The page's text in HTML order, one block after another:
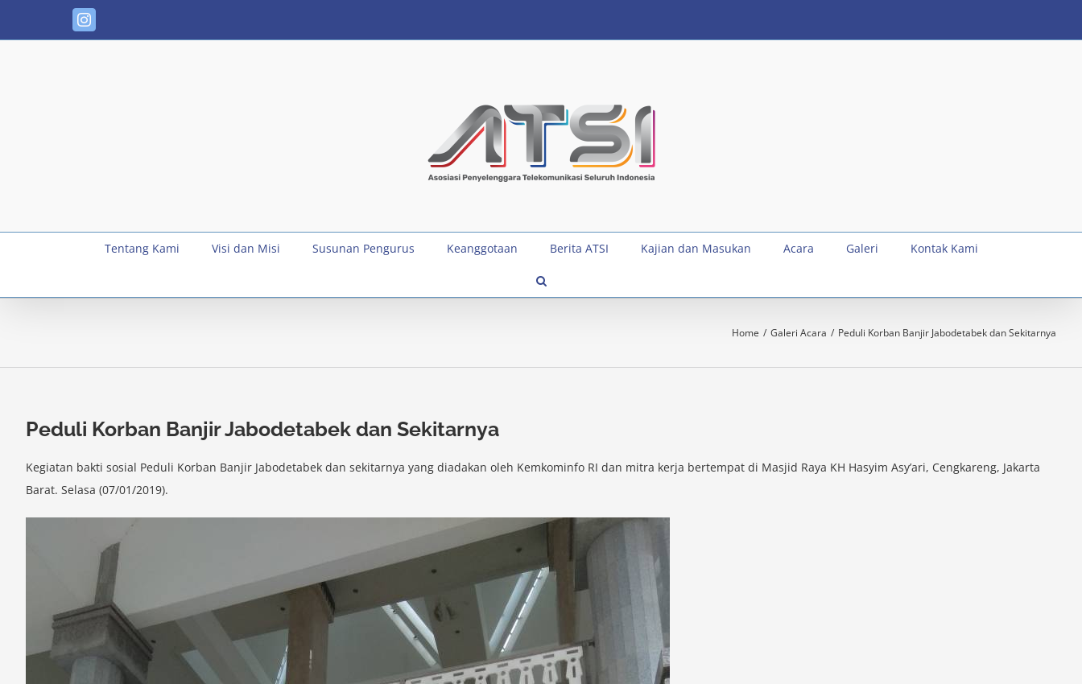
Instagram
Tentang Kami Visi dan Misi Susunan Pengurus Keanggotaan Berita ATSI Kajian dan Masukan Acara Galeri Kontak Kami
Home Galeri Acara Peduli Korban Banjir Jabodetabek dan Sekitarnya
Peduli Korban Banjir Jabodetabek dan Sekitarnya
Kegiatan bakti sosial Peduli Korban Banjir Jabodetabek dan sekitarnya yang diadakan oleh Kemkominfo RI dan mitra kerja bertempat di Masjid Raya KH Hasyim Asy’ari, Cengkareng, Jakarta
Barat. Selasa (07/01/2019).